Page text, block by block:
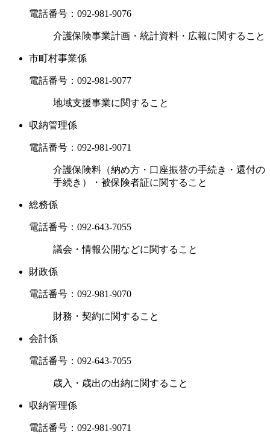
電話番号： 092-981-9076
介護保険事業計画・統計資料・広報に関すること
市町村事業係
電話番号： 092-981-9077
地域支援事業に関すること
収納管理係
電話番号： 092-981-9071
介護保険料（納め方・口座振替の手続き・還付の
手続き）・被保険者証に関すること
総務係
電話番号： 092-643-7055
議会・情報公開などに関すること
財政係
電話番号： 092-981-9070
財務・契約に関すること
会計係
電話番号： 092-643-7055
歳入・歳出の出納に関すること
収納管理係
電話番号： 092-981-9071